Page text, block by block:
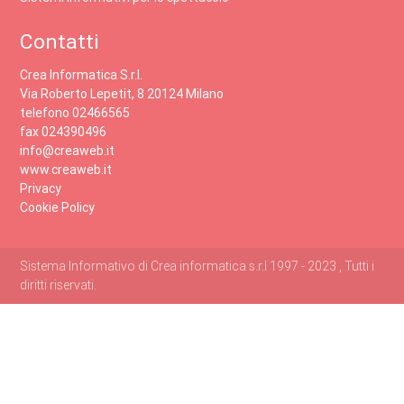
Contatti
Crea Informatica S.r.l.
Via Roberto Lepetit, 8 20124 Milano
telefono 02466565
fax 024390496
info@creaweb.it
www.creaweb.it
Privacy
Cookie Policy
Sistema Informativo di Crea informatica s.r.l 1997 - 2023 , Tutti i
diritti riservati.